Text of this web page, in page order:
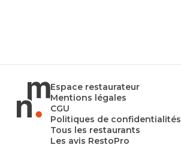
Espace restaurateur
Mentions légales
CGU
Politiques de confidentialités
Tous les restaurants
Les avis RestoPro